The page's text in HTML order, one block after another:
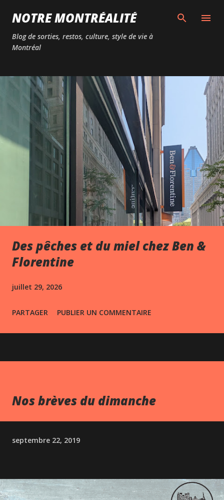
Passer au contenu principal
NOTRE MONTRÉALITÉ
Blog de sorties, restos, culture, style de vie à
Montréal
Des pêches et du miel chez Ben &
Florentine
juillet 29, 2026
PARTAGER PUBLIER UN COMMENTAIRE
Nos brèves du dimanche
septembre 22, 2019